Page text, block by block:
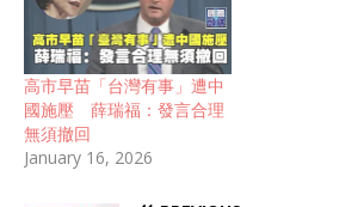
高市早苗「台灣有事」遭中
國施壓 薛瑞福：發言合理
無須撤回
January 16, 2026